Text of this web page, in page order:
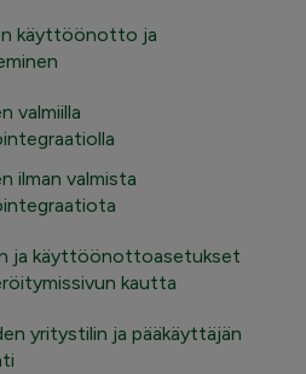
käyttöönotto ja
valmiilla
ilman valmista
ja käyttöönottoasetukset
kautta
yritystilin ja pääkäyttäjän